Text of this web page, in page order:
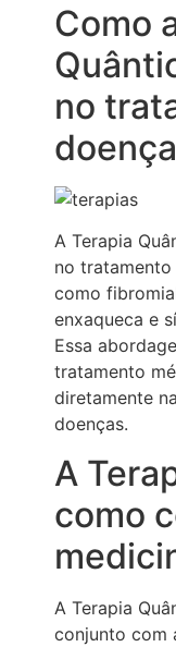
Como
no
A Terapia
no
como
enxaqueca e
Essa
tratamento
diretamente
doenças.
A
como
A Terapia
conjunto com